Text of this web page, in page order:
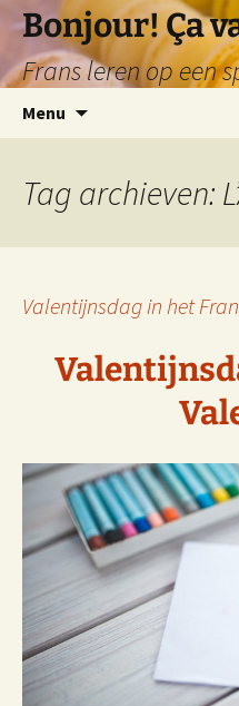
naar
de
inhoud
Bonjour! Ça
Frans leren op een
Menu
Tag archieven:
Valentijnsdag in het